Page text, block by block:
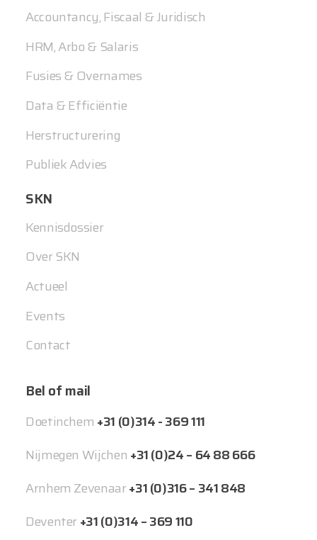
Accountancy, Fiscaal & Juridisch
HRM, Arbo & Salaris
Fusies & Overnames
Data & Efficiëntie
Herstructurering
Publiek Advies
SKN
Kennisdossier
Over SKN
Actueel
Events
Contact
Bel of mail
Doetinchem +31 (0)314 - 369 111
Nijmegen Wijchen +31 (0)24 – 64 88 666
Arnhem Zevenaar+31 (0)316 – 341 848
Deventer+31 (0)314 – 369 110